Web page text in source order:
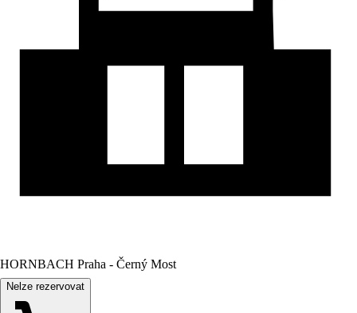
HORNBACH Praha - Černý Most
Nelze rezervovat